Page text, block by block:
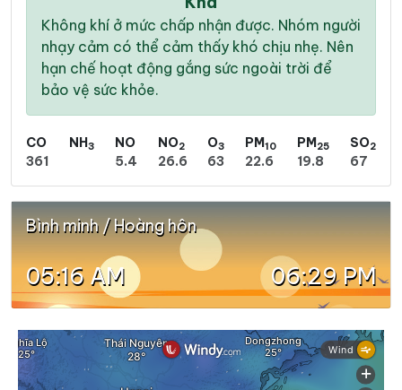
Không khí ở mức chấp nhận được. Nhóm người
nhạy cảm có thể cảm thấy khó chịu nhẹ. Nên
hạn chế hoạt động gắng sức ngoài trời để
bảo vệ sức khỏe.
CO
361
NH3
NO
5.4
NO2
26.6
O3
63
PM10
22.6
PM25
19.8
SO2
67
Bình minh / Hoàng hôn
05:16 AM 06:29 PM